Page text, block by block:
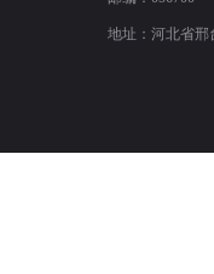
地址：河北省邢